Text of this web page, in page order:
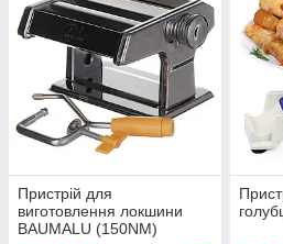
Пристрій для
виготовлення локшини
BAUMALU (150NM)